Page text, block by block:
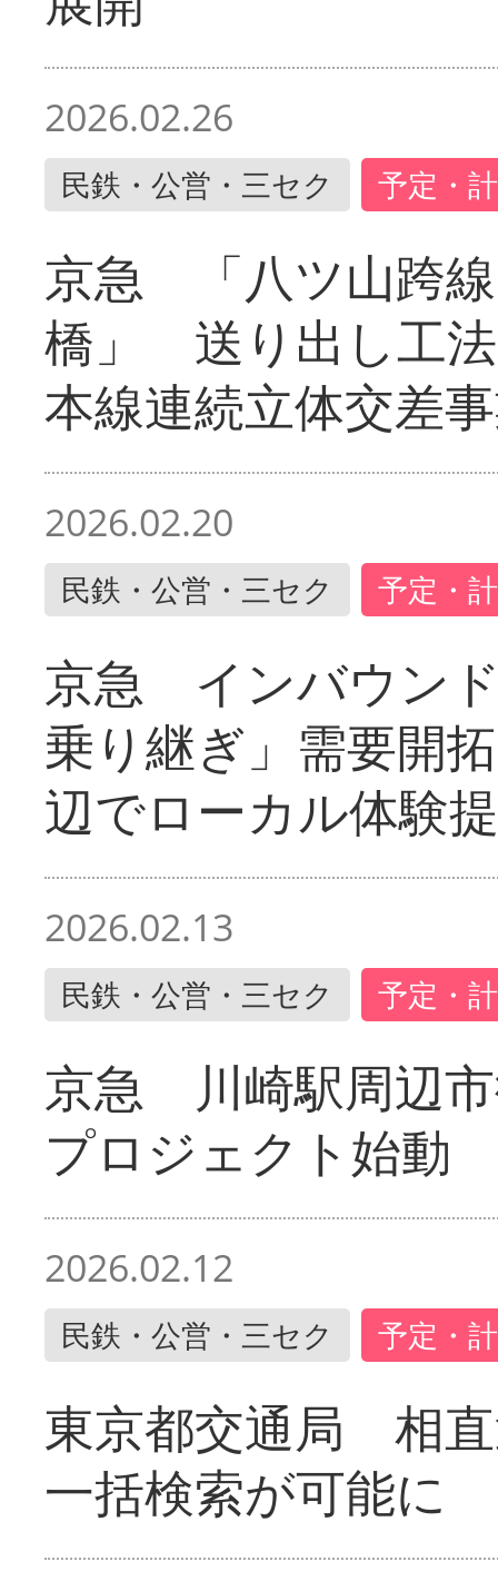
2026.02.26
民鉄・公営・三セク 予定・
京急 「八ツ山跨
橋」 送り出し工
本線連続立体交差
2026.02.20
民鉄・公営・三セク 予定・
京急 インバウン
乗り継ぎ」需要開
辺でローカル体験
2026.02.13
民鉄・公営・三セク 予定・
京急 川崎駅周辺
プロジェクト始動
2026.02.12
民鉄・公営・三セク 予定・
東京都交通局 相
一括検索が可能に